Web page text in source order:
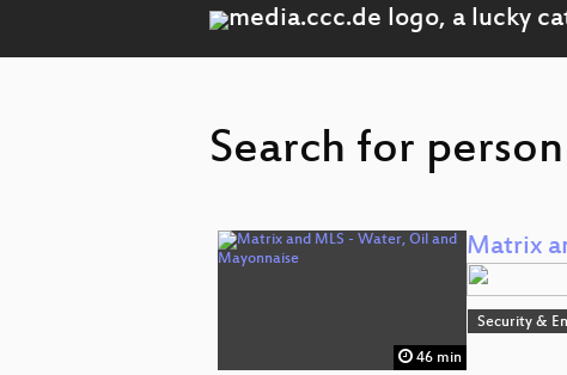
Search for
46 min
Matrix
Security &